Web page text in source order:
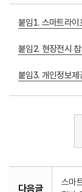
붙임2. 현장전시
붙임3. 개인정보
다음글
스마